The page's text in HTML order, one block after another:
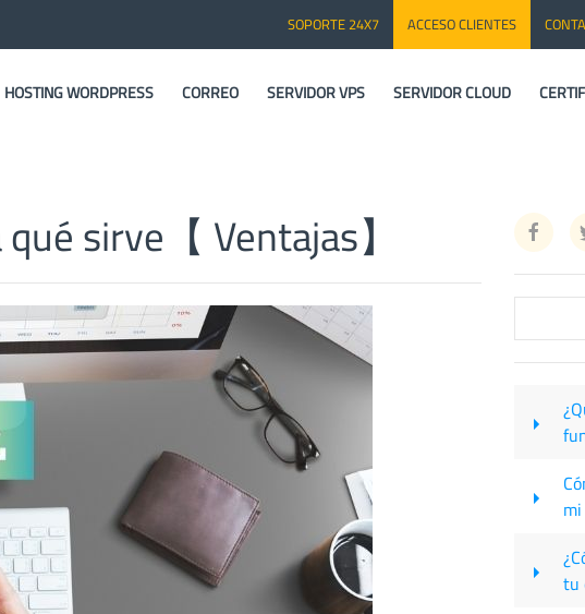
SOPORTE 24X7 ACCESO CLIENTES
HOSTING WORDPRESS CORREO SERVIDOR VPS SERVIDOR CLOUD
sirve【 Ventajas】
tu